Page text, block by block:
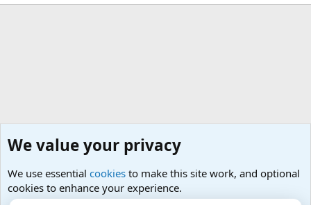
Изучение, преодоление и лечение парафилий
We value your privacy
We use essential cookies to make this site work, and optional
cookies to enhance your experience.